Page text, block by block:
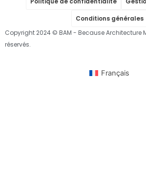
Conditions générales
Copyright 2024 © BAM - Because Architecture
réservés.
Français